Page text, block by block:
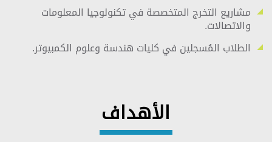
مشاريع التخرج المتخصصة في تكنولوجيا المعلومات
والاتصالات.
الطلاب المُسجلين في كليات هندسة وعلوم الكمبيوتر.​​​
الأهداف